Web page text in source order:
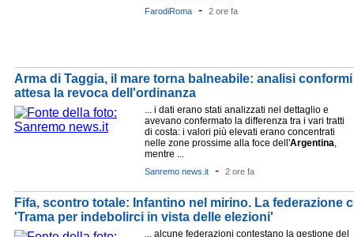
FarodiRoma - 2 ore fa
Arma di Taggia, il mare torna balneabile: analisi
attesa la revoca dell'ordinanza
... i dati erano stati analizzati nel dettaglio e
avevano confermato la differenza tra i vari tratti
di costa: i valori più elevati erano concentrati
nelle zone prossime alla foce dell'Argentina,
mentre ...
Sanremo news.it - 2 ore fa
Fifa, scontro totale: Infantino nel mirino. La federazione
'Trama per indebolirci in vista delle elezioni'
... alcune federazioni contestano la gestione del